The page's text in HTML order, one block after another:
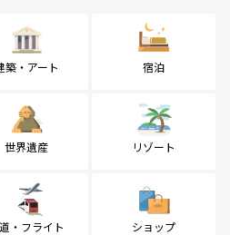
築・アート 宿泊
世界遺産 リゾート
・フライト ショップ